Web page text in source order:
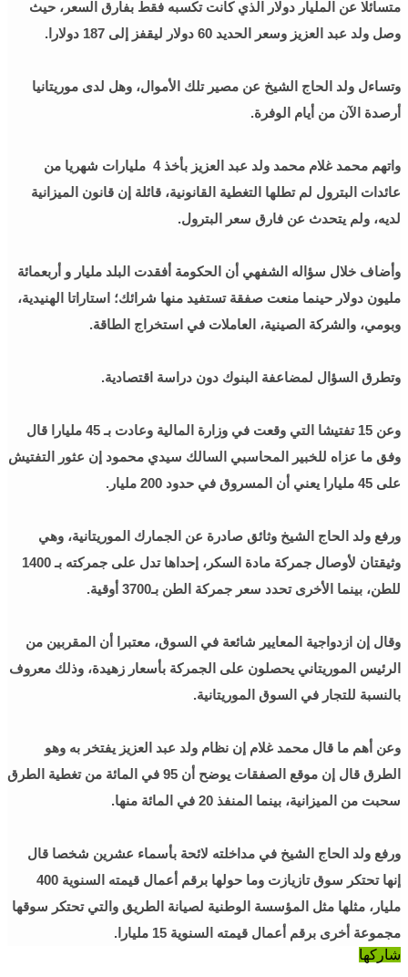
متسائلا عن المليار دولار الذي كانت تكسبه فقط بفارق السعر، حيث
وصل ولد عبد العزيز وسعر الحديد 60 دولار ليقفز إلى 187 دولارا.
وتساءل ولد الحاج الشيخ عن مصير تلك الأموال، وهل لدى موريتانيا
أرصدة الآن من أيام الوفرة.
واتهم محمد غلام محمد ولد عبد العزيز بأخذ 4 مليارات شهريا من
عائدات البترول لم تطلها التغطية القانونية، قائلة إن قانون الميزانية
لديه، ولم يتحدث عن فارق سعر البترول.
وأضاف خلال سؤاله الشفهي أن الحكومة أفقدت البلد مليار و أربعمائة
مليون دولار حينما منعت صفقة تستفيد منها شرائك؛ استاراتا الهنيدية،
وبومي، والشركة الصينية، العاملات في استخراج الطاقة.
وتطرق السؤال لمضاعفة البنوك دون دراسة اقتصادية.
وعن 15 تفتيشا التي وقعت في وزارة المالية وعادت بـ 45 مليارا قال
وفق ما عزاه للخبير المحاسبي السالك سيدي محمود إن عثور التفتيش
على 45 مليارا يعني أن المسروق في حدود 200 مليار.
ورفع ولد الحاج الشيخ وثائق صادرة عن الجمارك الموريتانية، وهي
وثيقتان لأوصال جمركة مادة السكر، إحداها تدل على جمركته بـ 1400
للطن، بينما الأخرى تحدد سعر جمركة الطن بـ3700 أوقية.
وقال إن ازدواجية المعايير شائعة في السوق، معتبرا أن المقربين من
الرئيس الموريتاني يحصلون على الجمركة بأسعار زهيدة، وذلك معروف
بالنسبة للتجار في السوق الموريتانية.
وعن أهم ما قال محمد غلام إن نظام ولد عبد العزيز يفتخر به وهو
الطرق قال إن موقع الصفقات يوضح أن 95 في المائة من تغطية الطرق
سحبت من الميزانية، بينما المنفذ 20 في المائة منها.
ورفع ولد الحاج الشيخ في مداخلته لائحة بأسماء عشرين شخصا قال
إنها تحتكر سوق تازيازت وما حولها برقم أعمال قيمته السنوية 400
مليار، مثلها مثل المؤسسة الوطنية لصيانة الطريق والتي تحتكر سوقها
مجموعة أخرى برقم أعمال قيمته السنوية 15 مليارا.
شاركها